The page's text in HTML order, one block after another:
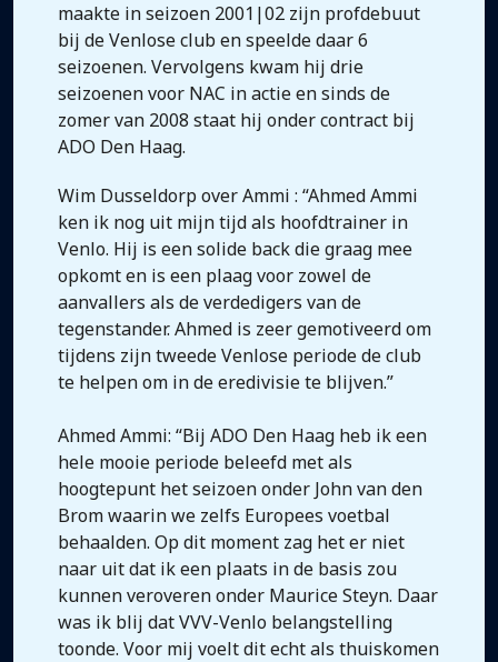
maakte in seizoen 2001|02 zijn profdebuut
bij de Venlose club en speelde daar 6
seizoenen. Vervolgens kwam hij drie
seizoenen voor NAC in actie en sinds de
zomer van 2008 staat hij onder contract bij
ADO Den Haag.
Wim Dusseldorp over Ammi : “Ahmed Ammi
ken ik nog uit mijn tijd als hoofdtrainer in
Venlo. Hij is een solide back die graag mee
opkomt en is een plaag voor zowel de
aanvallers als de verdedigers van de
tegenstander. Ahmed is zeer gemotiveerd om
tijdens zijn tweede Venlose periode de club
te helpen om in de eredivisie te blijven.”
Ahmed Ammi: “Bij ADO Den Haag heb ik een
hele mooie periode beleefd met als
hoogtepunt het seizoen onder John van den
Brom waarin we zelfs Europees voetbal
behaalden. Op dit moment zag het er niet
naar uit dat ik een plaats in de basis zou
kunnen veroveren onder Maurice Steyn. Daar
was ik blij dat VVV-Venlo belangstelling
toonde. Voor mij voelt dit echt als thuiskomen